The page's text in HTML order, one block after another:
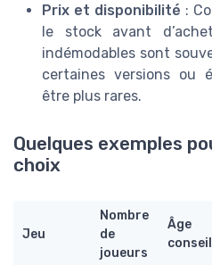
Prix et disponibilité :
le stock avant
indémodables sont
certaines versions ou
être plus rares.
Quelques exemples
choix
Jeu
Nombre
de
joueurs
Âge